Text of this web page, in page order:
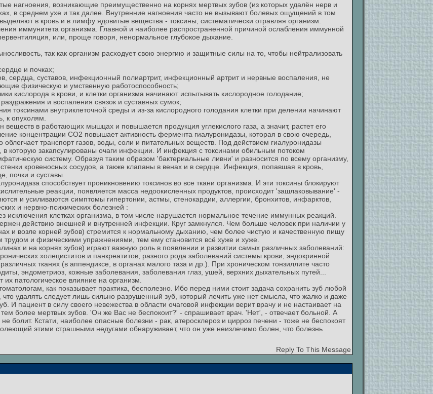
нагноения, возникающие преимущественно на корнях мертвых зубов (из которых удалён нерв и
в среднем ухе и так далее. Внутренние нагноения часто не вызывают болевых ощущений в том
в кровь и в лимфу ядовитые вещества - токсины, систематически отравляя организм.
иммунитета организма. Главной и наиболее распространенной причиной ослабления иммунной
или, проще говоря, ненормальное глубокое дыхание.
так как организм расходует свою энергию и защитные силы на то, чтобы нейтрализовать
и почках;
сердца, суставов, инфекционный полиартрит, инфекционный артрит и нервные воспаления, не
физическую и умственную работоспособность;
кислорода в крови, и клетки организма начинают испытывать кислородное голодание;
и воспаления связок и суставных сумок;
токсинами внутриклеточной среды и из-за кислородного голодания клетки при делении начинают
к опухолям.
в работающих мышцах и повышается продукция углекислого газа, а значит, растет его
концентрации СО2 повышает активность фермента гиалуронидазы, которая в свою очередь,
транспорт газов, воды, соли и питательных веществ. Под действием гиалуронидазы
в которую закапсулированы очаги инфекции. И инфекция с токсинами обильным потоком
систему. Образуя таким образом 'бактериальные ливни' и разносится по всему организму,
кровеносных сосудов, а также клапаны в венах и в сердце. Инфекция, попавшая в кровь,
почки и суставы.
способствует проникновению токсинов во все ткани организма. И эти токсины блокируют
реакции, появляется масса недоокисленных продуктов, происходит 'зашлаковывание' -
и усиливаются симптомы гипертонии, астмы, стенокардии, аллергии, бронхитов, инфарктов,
и нервно-психических болезней :
клетках организма, в том числе нарушается нормальное течение иммунных реакций.
действию внешней и внутренней инфекции. Круг замкнулся. Чем больше человек при наличии у
и возле корней зубов) стремится к нормальному дыханию, чем более чистую и качественную пищу
и физическими упражнениями, тем ему становится всё хуже и хуже.
и на корнях зубов) играют важную роль в появлении и развитии самых различных заболеваний:
холециститов и панкреатитов, разного рода заболеваний системы крови, эндокринной
тканях (в аппендиксе, в органах малого таза и др.). При хроническом тонзиллите часто
эндометриоз, кожные заболевания, заболевания глаз, ушей, верхних дыхательных путей...
патологическое влияние на организм.
как показывает практика, бесполезно. Ибо перед ними стоит задача сохранить зуб любой
удалять следует лишь сильно разрушенный зуб, который лечить уже нет смысла, что жалко и даже
И пациент в силу своего невежества в области очаговой инфекции верит врачу и не настаивает на
более мертвых зубов. 'Он же Вас не беспокоит?' - спрашивает врач. 'Нет', - отвечает больной. А
болит. Кстати, наиболее опасные болезни - рак, атеросклероз и цирроз печени - тоже не беспокоят
этими страшными недугами обнаруживает, что он уже неизлечимо болен, что болезнь
Reply To This Message